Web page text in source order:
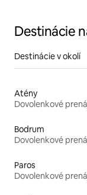
Destinácie
Destinácie v okolí
Atény
Dovolenkové
Bodrum
Dovolenkové
Paros
Dovolenkové